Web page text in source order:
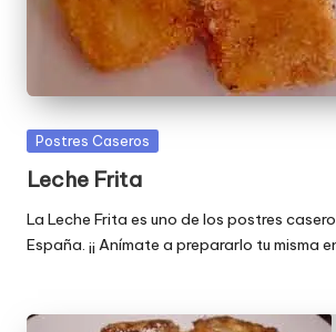
Publicada
Postres Caseros
Leche Frita
La Leche Frita es uno de los postres
España. ¡¡ Anímate a prepararlo tu misma